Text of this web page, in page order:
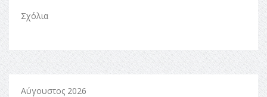
Σχόλια
Αύγουστος 2026